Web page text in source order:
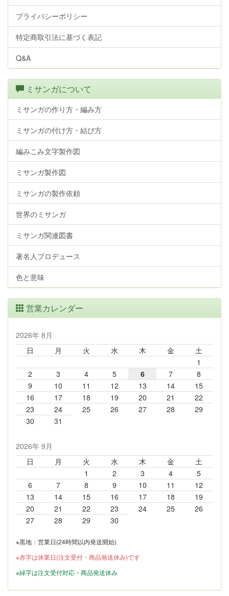
プライバシーポリシー
特定商取引法に基づく表記
Q&A
ミサンガについて
ミサンガの作り方・編み方
ミサンガの付け方・結び方
編みこみ文字製作図
ミサンガ製作図
ミサンガの製作依頼
世界のミサンガ
ミサンガ関連図書
著名人プロデュース
色と意味
営業カレンダー
2026年 8月
日
月 火 水 木 金
土
1
2
3 4 5 6 7
8
9
10 11 12 13 14
15
16
17 18 19 20 21
22
23
24 25 26 27 28
29
30
31
2026年 9月
日
月 火 水 木 金
土
1
2 3 4
5
6
7 8 9 10 11
12
13
14 15 16 17 18
19
20
21 22 23 24 25
26
27
28 29 30
※黒地：営業日(24時間以内発送開始)
※赤字は休業日(注文受付・商品発送休み)です
※緑字は注文受付対応・商品発送休み